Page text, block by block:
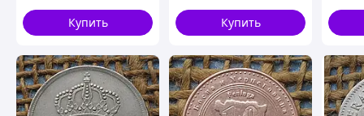
Купить
Купить